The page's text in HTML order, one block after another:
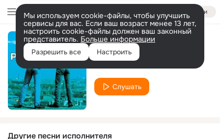
Войти
Мы используем cookie-файлы, чтобы улучшить
сервисы для вас. Если ваш возраст менее 13 лет,
настроить cookie-файлы должен ваш законный
представитель. Больше информации
Разрешить все Настроить
Adagio in D Minor
Слушать
Другие песни исполнителя